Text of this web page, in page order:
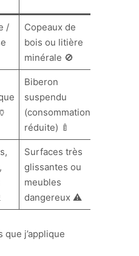
/
Copeaux de
bois ou litière
minérale 🚫
Biberon
suspendu
(consommation
réduite) 🍼
Surfaces très
glissantes ou
meubles
dangereux ⚠️
j’applique